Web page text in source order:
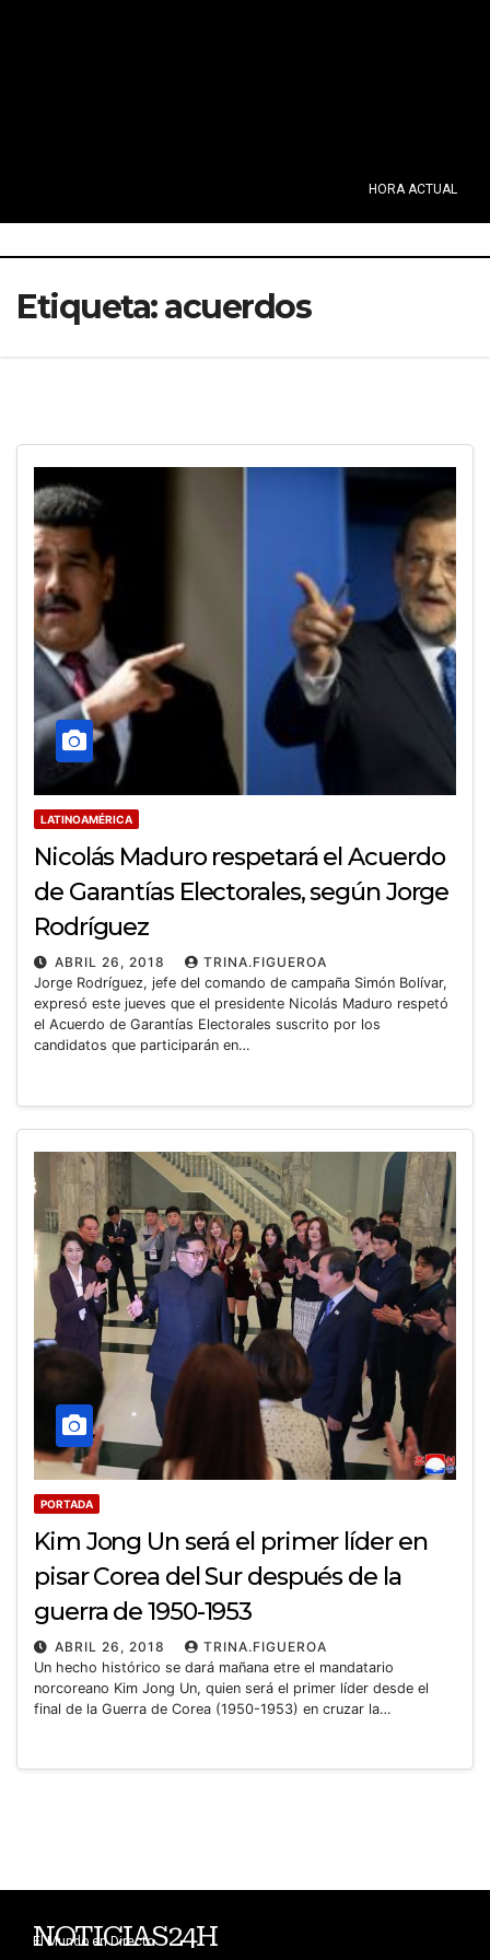
HORA ACTUAL
Etiqueta:acuerdos
LATINOAMÉRICA
Nicolás Maduro respetará el Acuerdo
de Garantías Electorales, según Jorge
Rodríguez
ABRIL 26, 2018
TRINA.FIGUEROA
Jorge Rodríguez, jefe del comando de campaña Simón Bolívar,
expresó este jueves que el presidente Nicolás Maduro respetó
el Acuerdo de Garantías Electorales suscrito por los
candidatos que participarán en…
PORTADA
Kim Jong Un será el primer líder en
pisar Corea del Sur después de la
guerra de 1950-1953
ABRIL 26, 2018
TRINA.FIGUEROA
Un hecho histórico se dará mañana etre el mandatario
norcoreano Kim Jong Un, quien será el primer líder desde el
final de la Guerra de Corea (1950-1953) en cruzar la…
NOTICIAS24H
El Mundo en Directo